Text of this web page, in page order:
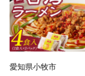
愛知県小牧市